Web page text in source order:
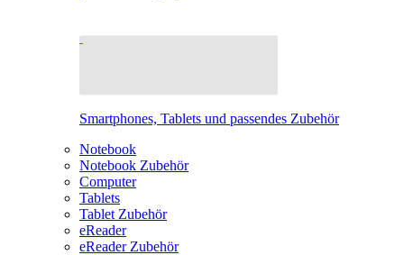
Smartphones, Tablets und passendes Zubehör
Notebook
Notebook Zubehör
Computer
Tablets
Tablet Zubehör
eReader
eReader Zubehör